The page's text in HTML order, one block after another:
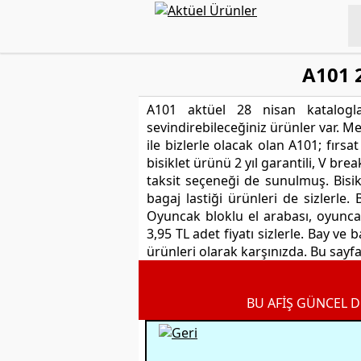
A101
A101 aktüel 28 nisan
sevindirebileceğiniz ürünler var.
ile bizlerle olacak olan A101;
bisiklet ürünü 2 yıl garantili, V
taksit seçeneği de sunulmuş.
bagaj lastiği ürünleri de sizlerle.
Oyuncak bloklu el arabası,
3,95 TL adet fiyatı sizlerle. Bay
ürünleri olarak karşınızda. Bu
BU AFİŞ GÜNCEL